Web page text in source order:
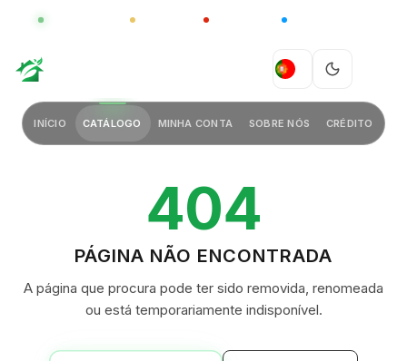
CHINA
PT
INÍCIO CATÁLOGO MINHA CONTA SOBRE NÓS CRÉDITO
404
PÁGINA NÃO ENCONTRADA
A página que procura pode ter sido removida, renomeada
ou está temporariamente indisponível.